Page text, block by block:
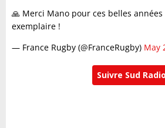
🙏 Merci Mano pour ces belles
exemplaire !
— France Rugby (@FranceRugby) May
Suivre Sud Radio